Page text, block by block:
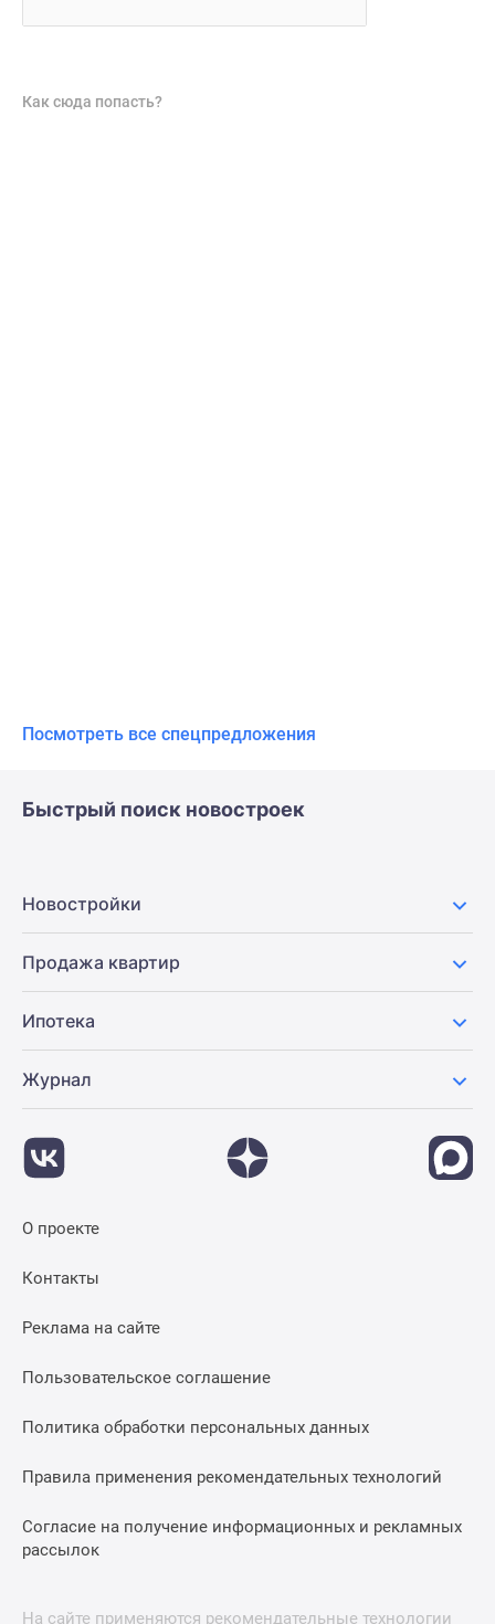
Как сюда попасть?
Посмотреть все спецпредложения
Быстрый поиск новостроек
Новостройки
Продажа квартир
Ипотека
Журнал
О проекте
Контакты
Реклама на сайте
Пользовательское соглашение
Политика обработки персональных данных
Правила применения рекомендательных технологий
Согласие на получение информационных и рекламных
рассылок
На сайте применяются рекомендательные технологии